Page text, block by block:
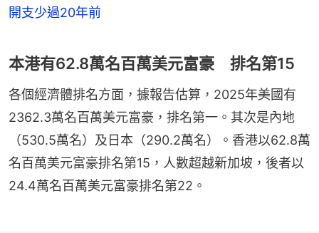
開支少過20年前
本港有62.8萬名百萬美元富豪 排名第15
各個經濟體排名方面，據報告估算，2025年美國有
2362.3萬名百萬美元富豪，排名第一。其次是內地
（530.5萬名）及日本（290.2萬名）。香港以62.8萬
名百萬美元富豪排名第15，人數超越新加坡，後者以
24.4萬名百萬美元富豪排名第22。